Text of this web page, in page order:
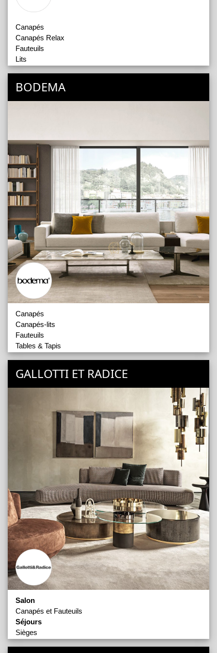
Canapés
Canapés Relax
Fauteuils
Lits
Accessoires
BODEMA
Canapés
Canapés-lits
Fauteuils
Tables & Tapis
GALLOTTI ET RADICE
Salon
Canapés et Fauteuils
Séjours
Sièges
Tables